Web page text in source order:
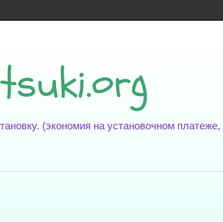
(экономия на установочном